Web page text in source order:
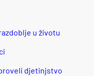
u životu
djetinjstvo